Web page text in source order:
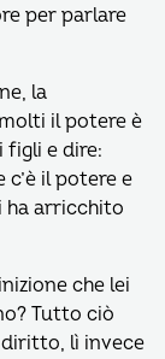
per parlare
la
il potere è
figli e dire:
il potere e
ha arricchito
che lei
Tutto ciò
lì invece